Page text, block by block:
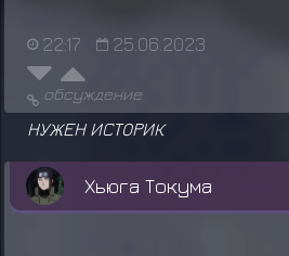
22:17 25.06.2023
обсуждение
НУЖЕН ИСТОРИК
Хьюга Токума